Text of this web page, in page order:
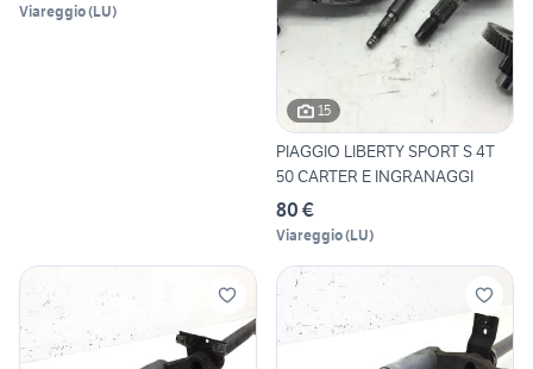
Viareggio(LU)
15
PIAGGIO LIBERTY SPORT S 4T
50 CARTER E INGRANAGGI
80 €
Viareggio(LU)